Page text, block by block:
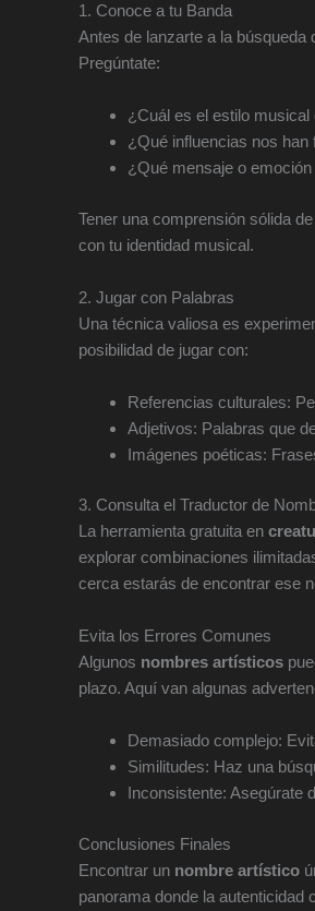
1. Conoce a tu Banda
Antes de lanzarte a la búsqueda
Pregúntate:
¿Cuál es el estilo
¿Qué influencias nos han
¿Qué mensaje o
Tener una comprensión sólida
con tu identidad musical.
2. Jugar con Palabras
Una técnica valiosa es
posibilidad de jugar con:
Referencias culturales:
Adjetivos: Palabras que
Imágenes poéticas:
3. Consulta el Traductor de
La herramienta gratuita en
explorar combinaciones
cerca estarás de encontrar ese
Evita los Errores Comunes
Algunos nombres artísticos
plazo. Aquí van algunas
Demasiado complejo:
Similitudes: Haz una
Inconsistente: Asegúrate
Conclusiones Finales
Encontrar un nombre artístico
panorama donde la autenticidad